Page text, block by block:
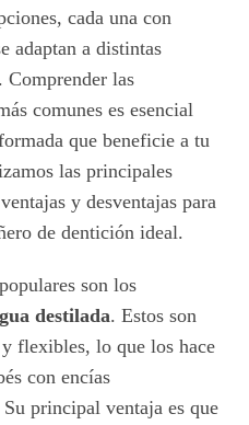
cada una con
adaptan a distintas
Comprender las
comunes es esencial
que beneficie a tu
las principales
y desventajas para
de dentición ideal.
son los
destilada. Estos son
flexibles, lo que los hace
con encías
principal ventaja es que